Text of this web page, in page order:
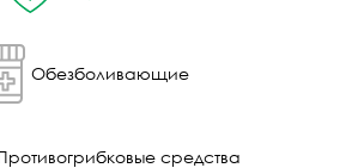
Обезболивающие
средства